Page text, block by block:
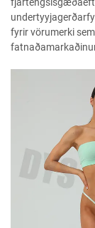
fyrir vörumerki